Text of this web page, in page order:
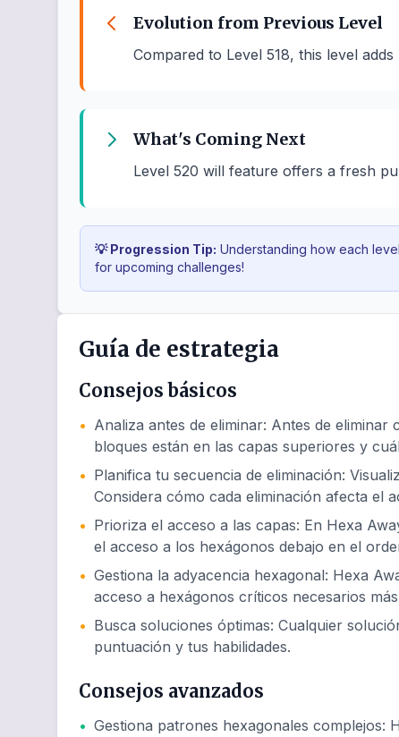
Evolution from Previous Level
Compared to Level 518, this level
What's Coming Next
Level 520 will feature offers a fresh
💡 Progression Tip: Understanding how each
for upcoming challenges!
Guía de estrategia
Consejos básicos
• Analiza antes de eliminar: Antes de eliminar
bloques están en las capas superiores y
• Planifica tu secuencia de eliminación:
Considera cómo cada eliminación afecta el
• Prioriza el acceso a las capas: En Hexa
el acceso a los hexágonos debajo en el
• Gestiona la adyacencia hexagonal: Hexa
acceso a hexágonos críticos necesarios
• Busca soluciones óptimas: Cualquier
puntuación y tus habilidades.
Consejos avanzados
• Gestiona patrones hexagonales complejos: